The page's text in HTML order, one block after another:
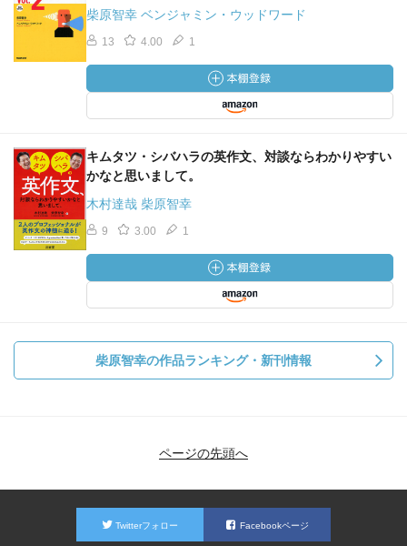
柴原智幸 ベンジャミン・ウッドワード
13 4.00 1
キムタツ・シバハラの英作文、対談ならわかりやすい
かなと思いまして。
木村達哉 柴原智幸
9 3.00 1
柴原智幸の作品ランキング・新刊情報
ページの先頭へ
Twitterフォロー Facebookページ